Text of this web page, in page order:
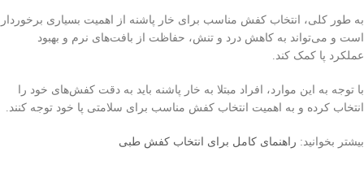
به طور کلی، انتخاب کفش مناسب برای خار پاشنه از اهمیت بسیاری برخوردار
است و می‌تواند به کاهش درد و تنش، حفاظت از بافت‌های نرم و بهبود
عملکرد پا کمک کند.
با توجه به این موارد، افراد مبتلا به خار پاشنه باید به دقت کفش‌های خود را
انتخاب کرده و به اهمیت انتخاب کفش مناسب برای سلامتی پا خود توجه کنند.
بیشتر بخوانید: راهنمای کامل برای انتخاب کفش طبی